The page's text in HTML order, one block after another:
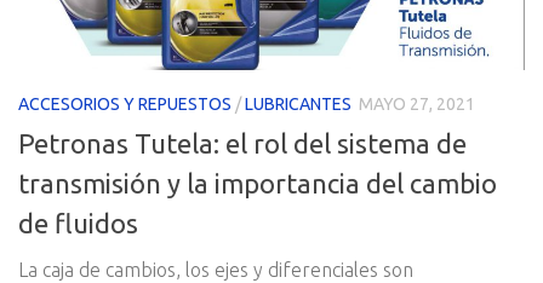
ACCESORIOS Y REPUESTOS /LUBRICANTES MAYO 27, 2021
Petronas Tutela: el rol del sistema de
transmisión y la importancia del cambio
de fluidos
La caja de cambios, los ejes y diferenciales son